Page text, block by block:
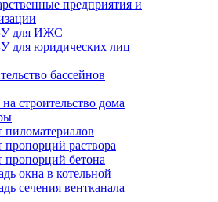
предприятия и
для ИЖС
для юридических лиц
бассейнов
строительство дома
пиломатериалов
пропорций раствора
пропорций бетона
окна в котельной
сечения вентканала